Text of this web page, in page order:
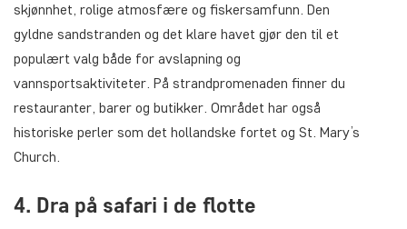
skjønnhet, rolige atmosfære og fiskersamfunn. Den
gyldne sandstranden og det klare havet gjør den til et
populært valg både for avslapning og
vannsportsaktiviteter. På strandpromenaden finner du
restauranter, barer og butikker. Området har også
historiske perler som det hollandske fortet og St. Mary’s
Church.
4. Dra på safari i de flotte